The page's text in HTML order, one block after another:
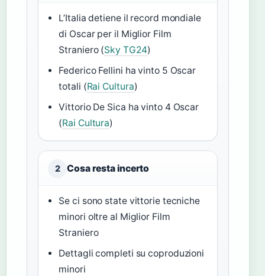
L’Italia detiene il record mondiale
di Oscar per il Miglior Film
Straniero (Sky TG24)
Federico Fellini ha vinto 5 Oscar
totali (Rai Cultura)
Vittorio De Sica ha vinto 4 Oscar
(Rai Cultura)
2 Cosa resta incerto
Se ci sono state vittorie tecniche
minori oltre al Miglior Film
Straniero
Dettagli completi su coproduzioni
minori